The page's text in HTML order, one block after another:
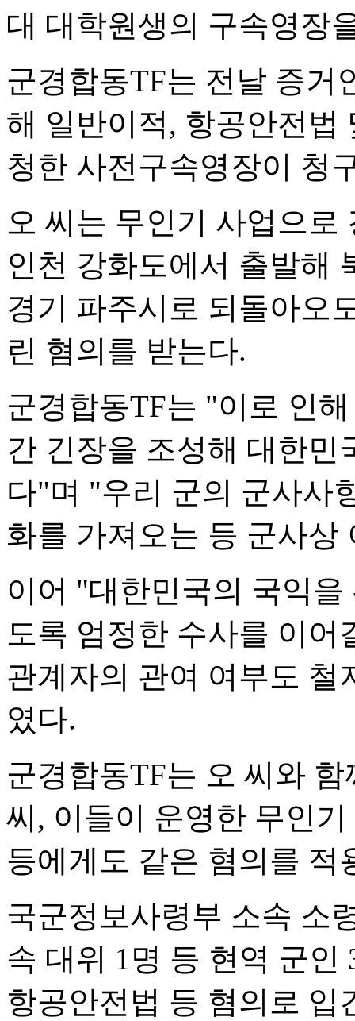
대 대학원생의 구속영장
군경합동TF는 전날 증거
해 일반이적, 항공안전법
청한 사전구속영장이 청
오 씨는 무인기 사업으로
인천 강화도에서 출발해
경기 파주시로 되돌아오
린 혐의를 받는다.
군경합동TF는 "이로 인
간 긴장을 조성해 대한민
다"며 "우리 군의 군사사
화를 가져오는 등 군사
이어 "대한민국의 국익
도록 엄정한 수사를 이
관계자의 관여 여부도
였다.
군경합동TF는 오 씨와
씨, 이들이 운영한 무인
등에게도 같은 혐의를 적
국군정보사령부 소속 소
속 대위 1명 등 현역 군
항공안전법 등 혐의로 입